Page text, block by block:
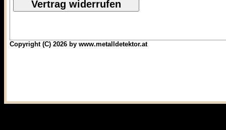
Copyright (C) 2026 by www.metalldetektor.at